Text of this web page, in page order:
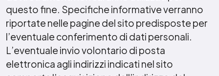
questo fine. Specifiche informative verranno
riportate nelle pagine del sito predisposte per
l’eventuale conferimento di dati personali.
L’eventuale invio volontario di posta
elettronica agli indirizzi indicati nel sito